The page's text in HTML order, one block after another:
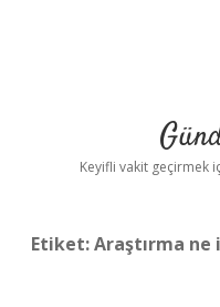
Keyifli vakit geçirmek
Etiket:Araştırma ne